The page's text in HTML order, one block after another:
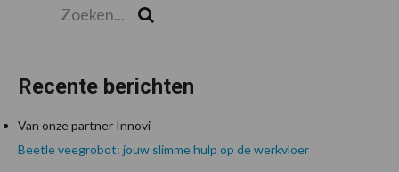
Recente berichten
Van onze partner Innovi
Beetle veegrobot: jouw slimme hulp op de werkvloer